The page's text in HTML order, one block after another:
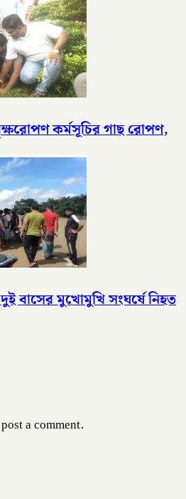
কর্মসূচির গাছ রোপণ,
বাসের মুখোমুখি সংঘর্ষে নিহত
a comment.